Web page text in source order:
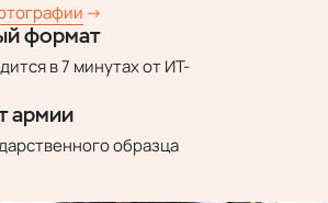
формат
в 7 минутах от ИТ-
армии
образца